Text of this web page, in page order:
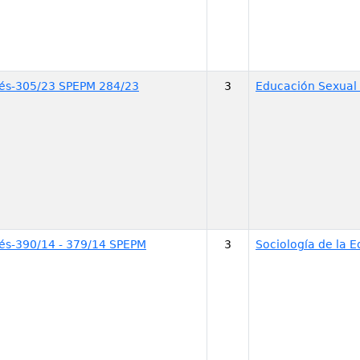
305/23 SPEPM 284/23 3 Educación
390/14 - 379/14 SPEPM 3 Sociología de la